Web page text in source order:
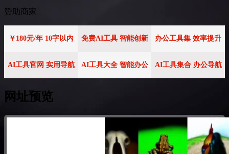
赞助商家
￥180元/年 10字以内 免费AI工具 智能创新 办公工具集 效率提升
AI工具官网 实用导航 AI工具大全 智能办公 AI工具集合 办公导航
网址预览